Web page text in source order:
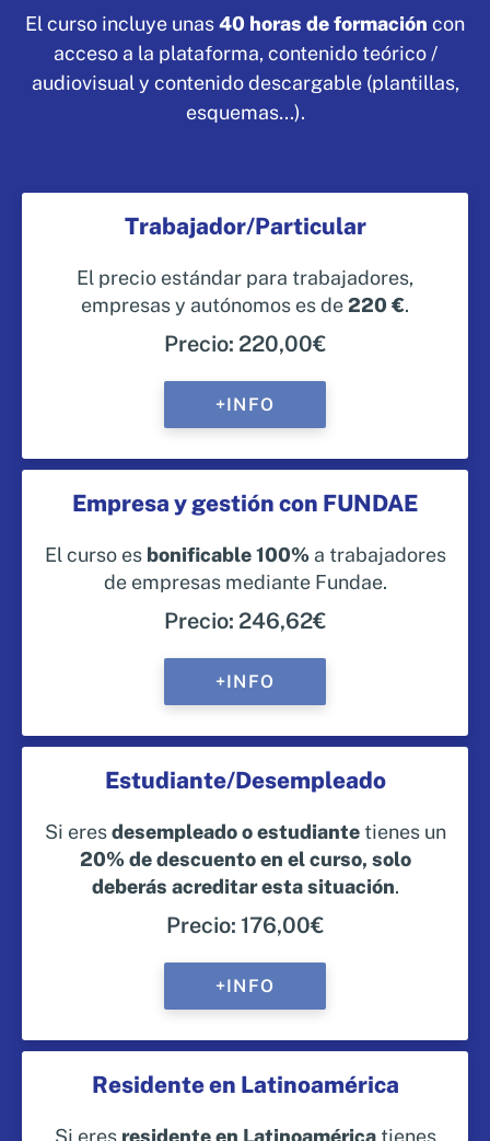
El curso incluye unas40 horas de formación con
acceso a la plataforma, contenido teórico /
audiovisual y contenido descargable (plantillas,
esquemas…).
Trabajador/Particular
El precio estándar para trabajadores,
empresas y autónomos es de220 €.
Precio: 220,00€
+INFO
Empresa y gestión con FUNDAE
El curso es bonificable 100%a trabajadores
de empresas mediante Fundae.
Precio: 246,62€
+INFO
Estudiante/Desempleado
Si eresdesempleado o estudiantetienes un
20% de descuento en el curso, solo
deberás acreditar esta situación.
Precio: 176,00€
+INFO
Residente en Latinoamérica
Si eres residente en Latinoaméricatienes